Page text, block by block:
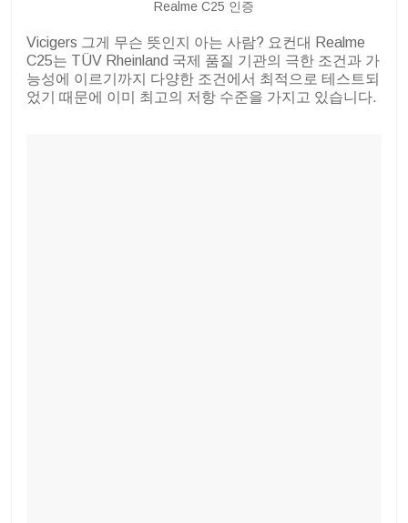
Realme C25 인증
Vicigers 그게 무슨 뜻인지 아는 사람? 요컨대 Realme
C25는 TÜV Rheinland 국제 품질 기관의 극한 조건과 가
능성에 이르기까지 다양한 조건에서 최적으로 테스트되
었기 때문에 이미 최고의 저항 수준을 가지고 있습니다.